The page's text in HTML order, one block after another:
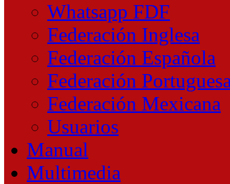
Whatsapp FDF
Federación Inglesa
Federación Española
Federación
Federación Mexicana
Usuarios
Manual
Multimedia